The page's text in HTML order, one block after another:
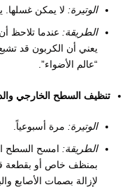
الوتيرة: لا يمكن غسلها. يجب
الطريقة: عندما تلاحظ
يعني أن الكربون قد
“عالم الأضواء”.
تنظيف السطح الخارجي
الوتيرة: مرة أسبوعياً.
الطريقة: امسح السطح
بمنظف خاص أو بقطعة
لإزالة بصمات الأصابع